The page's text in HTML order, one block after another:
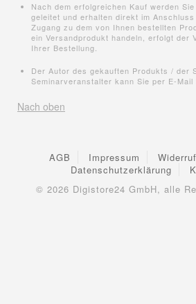
Nach dem erfolgreichen Kauf werden
geleitet und erhalten direkt im
Zugang zu dem von Ihnen bestellten
ein Versandprodukt handeln, erfolgt der
Ihrer Bestellung.
Der Autor des gekauften Produkts / der
Seminarveranstalter kann Sie per E-Mail
Nach oben
AGB Impressum
Datenschutzerklärung
© 2026 Digistore24 GmbH, alle